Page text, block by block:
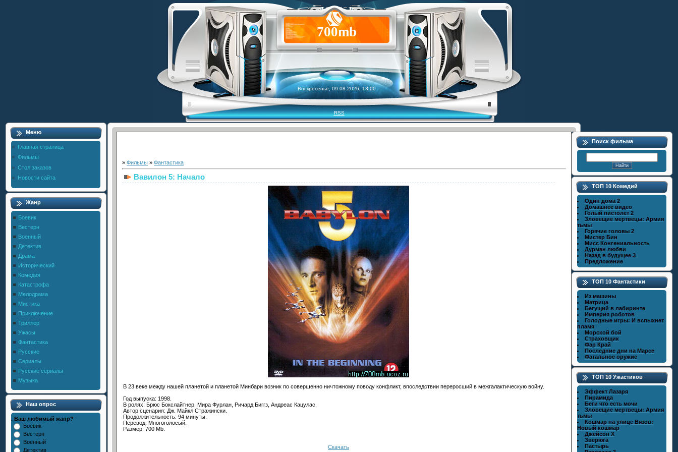
700mb
Воскресенье, 09.08.2026, 13:00
RSS
Меню
Главная страница
Фильмы
Стол заказов
Новости сайта
Жанр
Боевик
Вестерн
Военный
Детектив
Драма
Исторический
Комедия
Катастрофа
Мелодрама
Мистика
Приключение
Триллер
Ужасы
Фантастика
Русские
Сериалы
Русские сериалы
Музыка
Наш опрос
. Ваш любимый жанр?
Боевик
Вестерн
Военный
Детектив
» Фильмы » Фантастика
Вавилон 5: Начало
В 23 веке между нашей планетой и планетой Минбари возник по совершенно ничтожному поводу конфликт, впоследствии переросший в межгалактическую войну.
Год выпуска: 1998.
В ролях: Брюс Бокслайтнер, Мира Фурлан, Ричард Биггз, Андреас Кацулас.
Автор сценария: Дж. Майкл Стражински.
Продолжительность: 94 минуты.
Перевод: Многоголосый.
Размер: 700 Mb.
Скачать
Поиск фильма
ТОП 10 Комедий
Один дома 2
Домашнее видео
Голый пистолет 2
Зловещие мертвецы: Армия
тьмы
Горячие головы 2
Мистер Бин
Мисс Конгениальность
Дурман любви
Назад в будущее 3
Предложение
ТОП 10 Фантастики
Из машины
Матрица
Бегущий в лабиринте
Империя роботов
Голодные игры: И вспыхнет
пламя
Морской бой
Страховщик
Фар Край
Последние дни на Марсе
Фатальное оружие
ТОП 10 Ужастиков
Эффект Лазаря
Пирамида
Беги что есть мочи
Зловещие мертвецы: Армия
тьмы
Кошмар на улице Вязов:
Новый кошмар
Джейсон X
Зверюга
Пастырь